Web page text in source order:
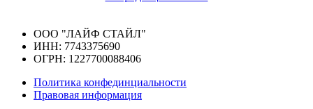
ООО "ЛАЙФ СТАЙЛ"
ИНН: 7743375690
ОГРН: 1227700088406
Политика конфединциальности
Правовая информация